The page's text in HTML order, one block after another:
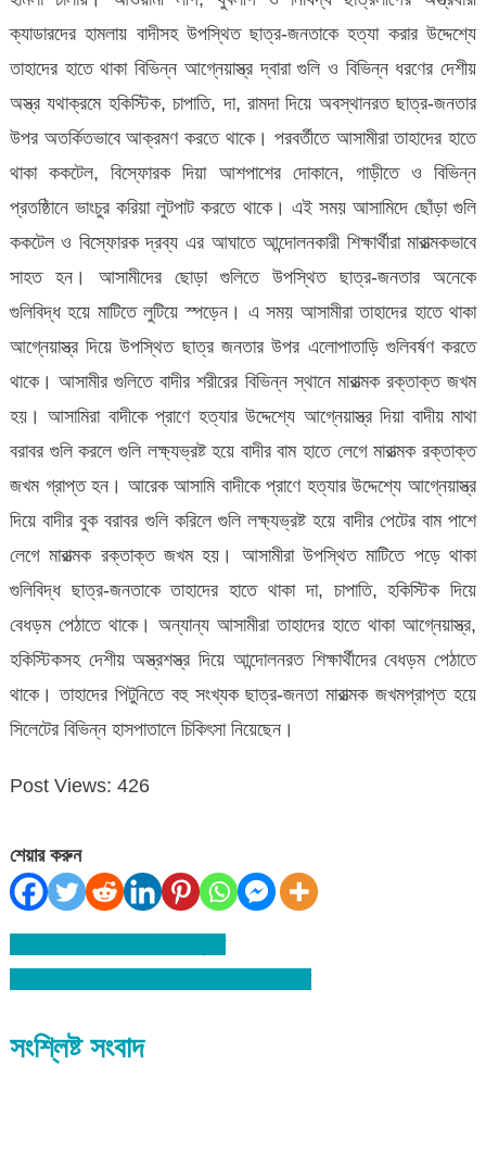
ক্যাডারদের হামলায় বাদীসহ উপস্থিত ছাত্র-জনতাকে হত্যা করার উদ্দেশ্যে
তাহাদের হাতে থাকা বিভিন্ন আগ্নেয়াস্ত্র দ্বারা গুলি ও বিভিন্ন ধরণের দেশীয়
অস্ত্র যথাক্রমে হকিস্টিক, চাপাতি, দা, রামদা দিয়ে অবস্থানরত ছাত্র-জনতার
উপর অতর্কিতভাবে আক্রমণ করতে থাকে। পরবর্তীতে আসামীরা তাহাদের হাতে
থাকা ককটেল, বিস্ফোরক দিয়া আশপাশের দোকানে, গাড়ীতে ও বিভিন্ন
প্রতষ্ঠিানে ভাংচুর করিয়া লুটপাট করতে থাকে। এই সময় আসামিদে ছোঁড়া গুলি
ককটেল ও বিস্ফোরক দ্রব্য এর আঘাতে আন্দোলনকারী শিক্ষার্থীরা মারাত্মকভাবে
সাহত হন। আসামীদের ছোড়া গুলিতে উপস্থিত ছাত্র-জনতার অনেকে
গুলিবিদ্ধ হয়ে মাটিতে লুটিয়ে স্পড়েন। এ সময় আসামীরা তাহাদের হাতে থাকা
আগ্নেয়াস্ত্র দিয়ে উপস্থিত ছাত্র জনতার উপর এলোপাতাড়ি গুলিবর্ষণ করতে
থাকে। আসামীর গুলিতে বাদীর শরীরের বিভিন্ন স্থানে মারাত্মক রক্তাক্ত জখম
হয়। আসামিরা বাদীকে প্রাণে হত্যার উদ্দেশ্যে আগ্নেয়াস্ত্র দিয়া বাদীয় মাথা
বরাবর গুলি করলে গুলি লক্ষ্যভ্রষ্ট হয়ে বাদীর বাম হাতে লেগে মারাত্মক রক্তাক্ত
জখম গ্রাপ্ত হন। আরেক আসামি বাদীকে প্রাণে হত্যার উদ্দেশ্যে আগ্নেয়াস্ত্র
দিয়ে বাদীর বুক বরাবর গুলি করিলে গুলি লক্ষ্যভ্রষ্ট হয়ে বাদীর পেটের বাম পাশে
লেগে মারাত্মক রক্তাক্ত জখম হয়। আসামীরা উপস্থিত মাটিতে পড়ে থাকা
গুলিবিদ্ধ ছাত্র-জনতাকে তাহাদের হাতে থাকা দা, চাপাতি, হকিস্টিক দিয়ে
বেধড়ম পেঠাতে থাকে। অন্যান্য আসামীরা তাহাদের হাতে থাকা আগ্নেয়াস্ত্র,
হকিস্টিকসহ দেশীয় অস্ত্রশস্ত্র দিয়ে আন্দোলনরত শিক্ষার্থীদের বেধড়ম পেঠাতে
থাকে। তাহাদের পিটুনিতে বহু সংখ্যক ছাত্র-জনতা মারাত্মক জখমপ্রাপ্ত হয়ে
সিলেটের বিভিন্ন হাসপাতালে চিকিৎসা নিয়েছেন।
Post Views: 426
শেয়ার করুন
Post
সংশ্লিষ্ট সংবাদ